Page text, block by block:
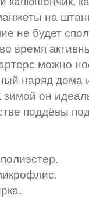
на
не будет
время
можно
наряд дома
он
поддёвы